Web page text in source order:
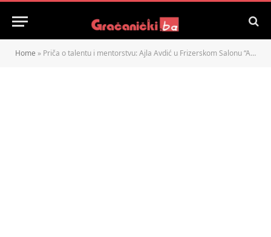
Home » Priča o talentu i mentorstvu: Ajla Avdić u Frizerskom Salonu “Amar”